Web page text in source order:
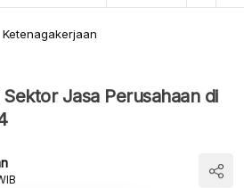
Ketenagakerjaan
Jasa Perusahaan di